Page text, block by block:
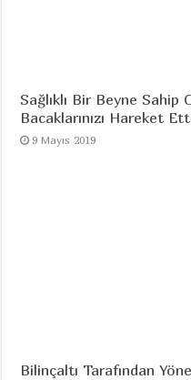
Sağlıklı Bir Beyne Sahip
Bacaklarınızı Hareket
9 Mayıs 2019
Bilinçaltı Tarafından